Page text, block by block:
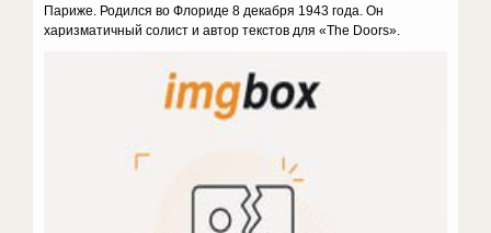
Париже. Родился во Флориде 8 декабря 1943 года. Он
харизматичный солист и автор текстов для «The Doors».